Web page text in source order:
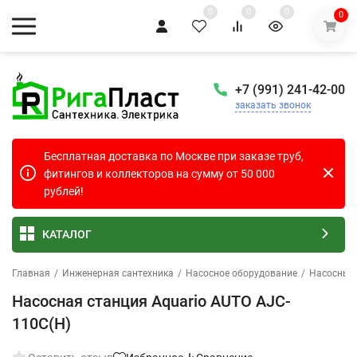
0 0 0 0
+7 (991) 241-42-00
заказать звонок
Бесплатная доставка по Москве при заказе труб,
фитингов и коллекторов на сумму от 50 000
рублей!
КАТАЛОГ
Главная / Инженерная сантехника / Насосное оборудование / Насосные
Насосная станция Aquario AUTO AJC-
110C(H)